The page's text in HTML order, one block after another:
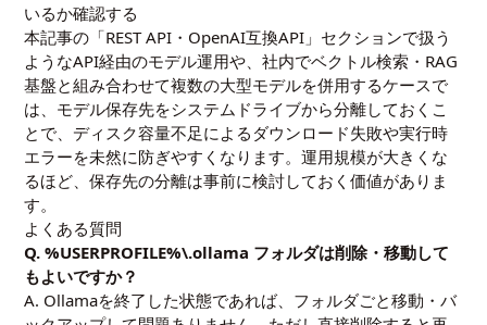
いるか確認する
本記事の「REST API・OpenAI互換API」セクションで扱う
ようなAPI経由のモデル運用や、社内でベクトル検索・RAG
基盤と組み合わせて複数の大型モデルを併用するケースで
は、モデル保存先をシステムドライブから分離しておくこ
とで、ディスク容量不足によるダウンロード失敗や実行時
エラーを未然に防ぎやすくなります。運用規模が大きくな
るほど、保存先の分離は事前に検討しておく価値がありま
す。
よくある質問
Q. %USERPROFILE%\.ollama フォルダは削除・移動して
もよいですか？
A. Ollamaを終了した状態であれば、フォルダごと移動・バ